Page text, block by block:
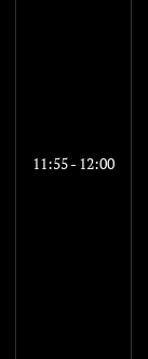
11:55 - 12:00